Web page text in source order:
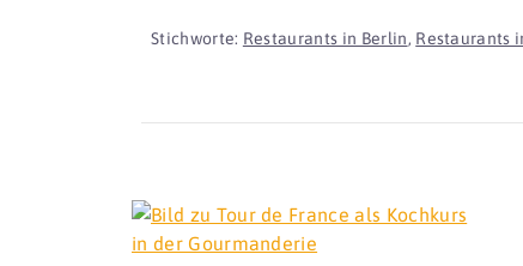
Stichworte: Restaurants in Berlin, Restaurants